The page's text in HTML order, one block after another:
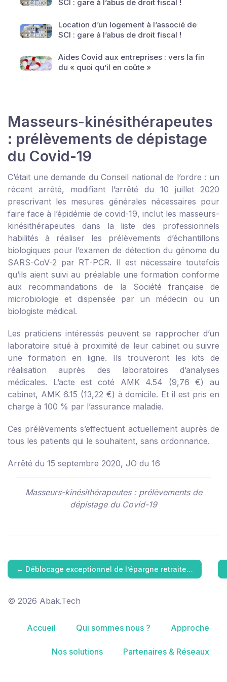
SCI : gare à l’abus de droit fiscal !
Location d’un logement à l’associé de
SCI : gare à l’abus de droit fiscal !
Aides Covid aux entreprises : vers la fin
du « quoi qu’il en coûte »
Masseurs-kinésithérapeutes
: prélèvements de dépistage
du Covid-19
C’était une demande du Conseil national de l’ordre : un
récent arrêté, modifiant l’arrêté du 10 juillet 2020
prescrivant les mesures générales nécessaires pour
faire face à l’épidémie de covid-19, inclut les masseurs-
kinésithérapeutes dans la liste des professionnels
habilités à réaliser les prélèvements d’échantillons
biologiques pour l’examen de détection du génome du
SARS-CoV-2 par RT-PCR. Il est nécessaire toutefois
qu’ils aient suivi au préalable une formation conforme
aux recommandations de la Société française de
microbiologie et dispensée par un médecin ou un
biologiste médical.
Les praticiens intéressés peuvent se rapprocher d’un
laboratoire situé à proximité de leur cabinet ou suivre
une formation en ligne. Ils trouveront les kits de
réalisation auprès des laboratoires d’analyses
médicales. L’acte est coté AMK 4.54 (9,76 €) au
cabinet, AMK 6.15 (13,22 €) à domicile. Et il est pris en
charge à 100 % par l’assurance maladie.
Ces prélèvements s’effectuent actuellement auprès de
tous les patients qui le souhaitent, sans ordonnance.
Arrêté du 15 septembre 2020, JO du 16
Masseurs-kinésithérapeutes : prélèvements de
dépistage du Covid-19
← Déblocage exceptionnel de l’épargne retraite…
© 2026 Abak.Tech
Accueil Qui sommes nous ? Approche
Nos solutions Partenaires & Réseaux